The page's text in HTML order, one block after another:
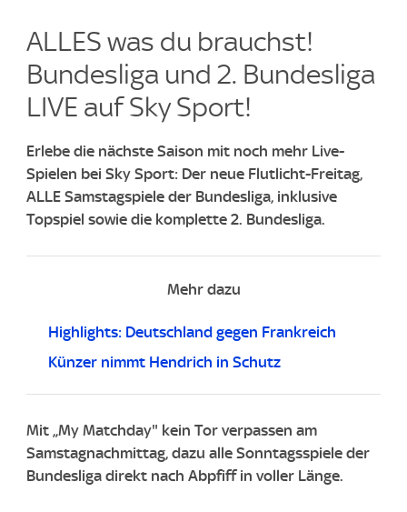
ALLES was du brauchst!
Bundesliga und 2. Bundesliga
LIVE auf Sky Sport!
Erlebe die nächste Saison mit noch mehr Live-
Spielen bei Sky Sport: Der neue Flutlicht-Freitag,
ALLE Samstagspiele der Bundesliga, inklusive
Topspiel sowie die komplette 2. Bundesliga.
Mehr dazu
Highlights: Deutschland gegen Frankreich
Künzer nimmt Hendrich in Schutz
Mit „My Matchday" kein Tor verpassen am
Samstagnachmittag, dazu alle Sonntagsspiele der
Bundesliga direkt nach Abpfiff in voller Länge.